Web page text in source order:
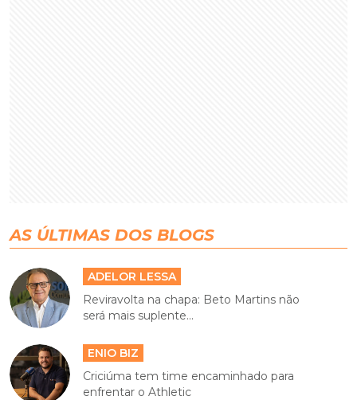
AS ÚLTIMAS DOS BLOGS
ADELOR LESSA
Reviravolta na chapa: Beto Martins não
será mais suplente...
ENIO BIZ
Criciúma tem time encaminhado para
enfrentar o Athletic